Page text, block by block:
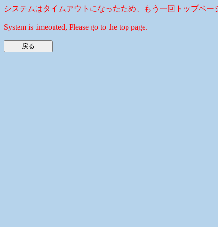
システムはタイムアウトになったため、もう一回トップペー
System is timeouted, Please go to the top page.